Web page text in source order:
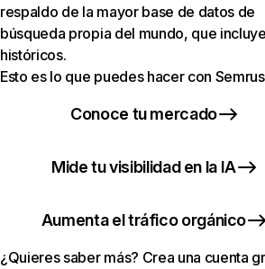
respaldo de la mayor base de datos de
búsqueda propia del mundo, que
históricos.
Esto es lo que puedes hacer con
Conoce tu mercado
Mide tu visibilidad en la IA
Aumenta el tráfico orgánico
¿Quieres saber más? Crea una cuenta